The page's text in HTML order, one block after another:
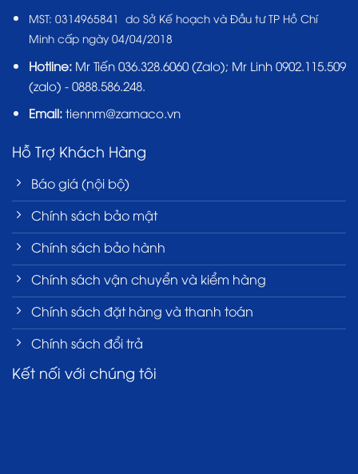
MST: 0314965841 do Sở Kế hoạch và Đầu tư TP Hồ Chí
Minh cấp ngày 04/04/2018
Hotline: Mr Tiến 036.328.6060(Zalo); Mr Linh 0902.115.509
(zalo) - 0888.586.248.
Email:tiennm@zamaco.vn
Hỗ Trợ Khách Hàng
Báo giá (nội bộ)
Chính sách bảo mật
Chính sách bảo hành
Chính sách vận chuyển và kiểm hàng
Chính sách đặt hàng và thanh toán
Chính sách đổi trả
Kết nối với chúng tôi